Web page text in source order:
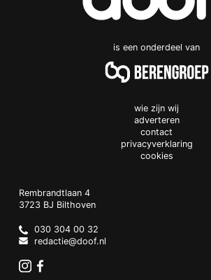
is een onderdeel van
wie zijn wij
adverteren
contact
privacyverklaring
cookies
Doof.nl
work
Rembrandtlaan 4
3723 BJ Bilthoven
Netherlands
030 304 00 32
redactie@doof.nl